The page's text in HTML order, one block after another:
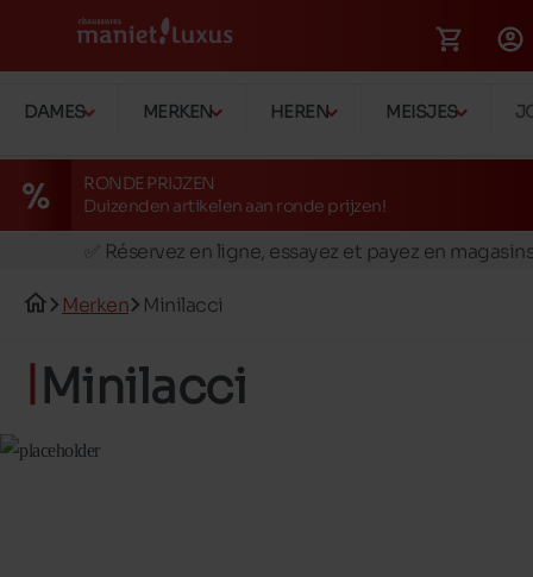
DAMES MERKEN HEREN MEISJES
RONDE PRIJZEN
Duizenden artikelen aan ronde prijzen!
🚛 Livraison gratuite en magasins
✅ Réservez en ligne, essayez et payez en
🚛 Livraison gratuite en magasins
Merken Minilacci
Minilacci